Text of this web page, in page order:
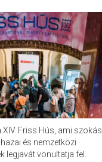
Friss Hús, ami szokás
és nemzetközi
legjavát vonultatja fel.